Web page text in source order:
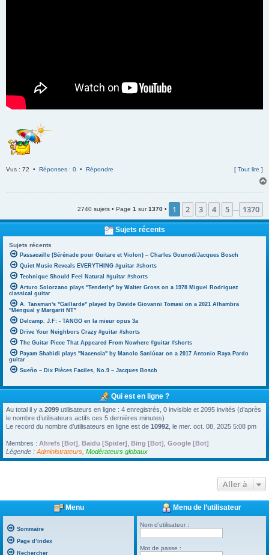
Vus : 72 • Réponses : 0 • Répondre [ Tout lire ]
2740 sujets • Page 1 sur1370 • 1 2 3 4 5 1370
Sujets récents
Sujets récents
Passacaille (Sérénade pour Guitare et Violon) – Charles Gounod/Jacques Bosch
Quiet Music Reveals EVERYTHING #guitar #shorts
Technique Should Feel Natural #guitar #shorts
Arturo Solorzano plays "Tenderly" by Walter Gross on a 1978 Miguel Rodriguez
classical guitar
A. Tansman's "Gaillarde" played by Davide Giovanni Tomasi on a 2021 Alhambra
"Mengual y Margarit NT"
Delcamp. J.F: - TANGO en la mieur opus 3a
Drive Your Neighbors Crazy #guitar #shorts
The Guitar Piece That Appeared From Nowhere #guitar #shorts
Payam Shahidi plays "Nacencia" by Manolo Sanlúcar on a 2017 Antonio Raya Pardo
guitar
Sueño – Dix Pièces Faciles, No.9 – Jacques Bosch
Qui est en ligne ?
Au total il y a 2099 utilisateurs en ligne : 4 enregistrés, 0 invisible et 2095 invités (d’après
le nombre d’utilisateurs actifs ces 5 dernières minutes)
Le record du nombre d’utilisateurs en ligne est de 10992 , le mer. oct. 08, 2025 5:08 pm
Membres : Ahrefs [Bot] Baidu [Spider] Bing [Bot] Google [Bot]
Légende : Administrateurs Modérateurs globaux
Aller à
Menu
Sommaire
Page d’index
Rechercher
Menu de l’utilisateur
Nom d’utilisateur :
Mot de passe :